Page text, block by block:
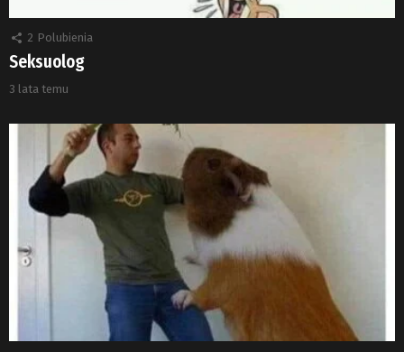
2 Polubienia
Seksuolog
3 lata temu